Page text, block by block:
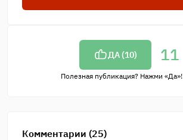
ДА (10) 11
Полезная публикация? Нажми «Да»!
Комментарии (25)